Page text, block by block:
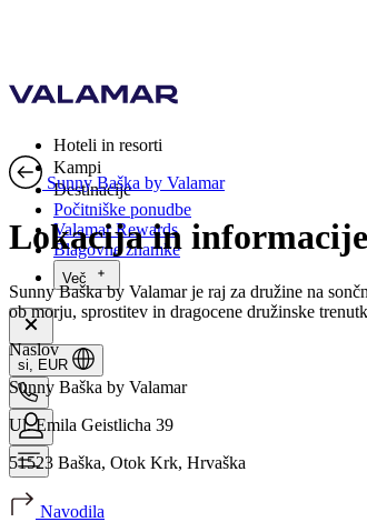
Hoteli in resorti
Kampi
Destinacije
Počitniške ponudbe
Valamar Rewards
Blagovne znamke
Več
si, EUR
Sunny Baška by Valamar
Lokacija in informacije
Sunny Baška by Valamar je raj za družine na
ob morju, sprostitev in dragocene družinske
Naslov
Sunny Baška by Valamar
Ul. Emila Geistlicha 39
51523 Baška, Otok Krk, Hrvaška
Navodila